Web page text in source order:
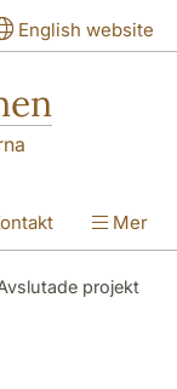
English website
Mer
projekt